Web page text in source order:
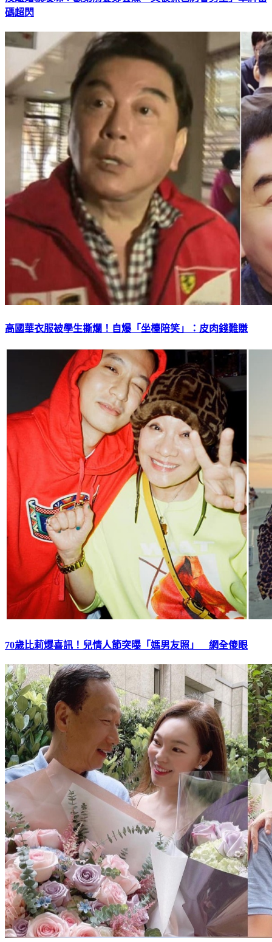
碼超閃
高國華衣服被學生撕爛！自爆「坐檯陪笑」：皮肉錢難賺
70歲比莉爆喜訊！兒情人節突曝「媽男友照」 網全傻眼